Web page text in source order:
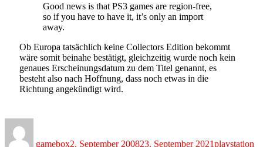
Good news is that PS3 games are region-free,
so if you have to have it, it’s only an import
away.
Ob Europa tatsächlich keine Collectors Edition bekommt
wäre somit beinahe bestätigt, gleichzeitig wurde noch kein
genaues Erscheinungsdatum zu dem Titel genannt, es
besteht also nach Hoffnung, dass noch etwas in die
Richtung angekündigt wird.
gamebox2. September 200823. September 2021playstation